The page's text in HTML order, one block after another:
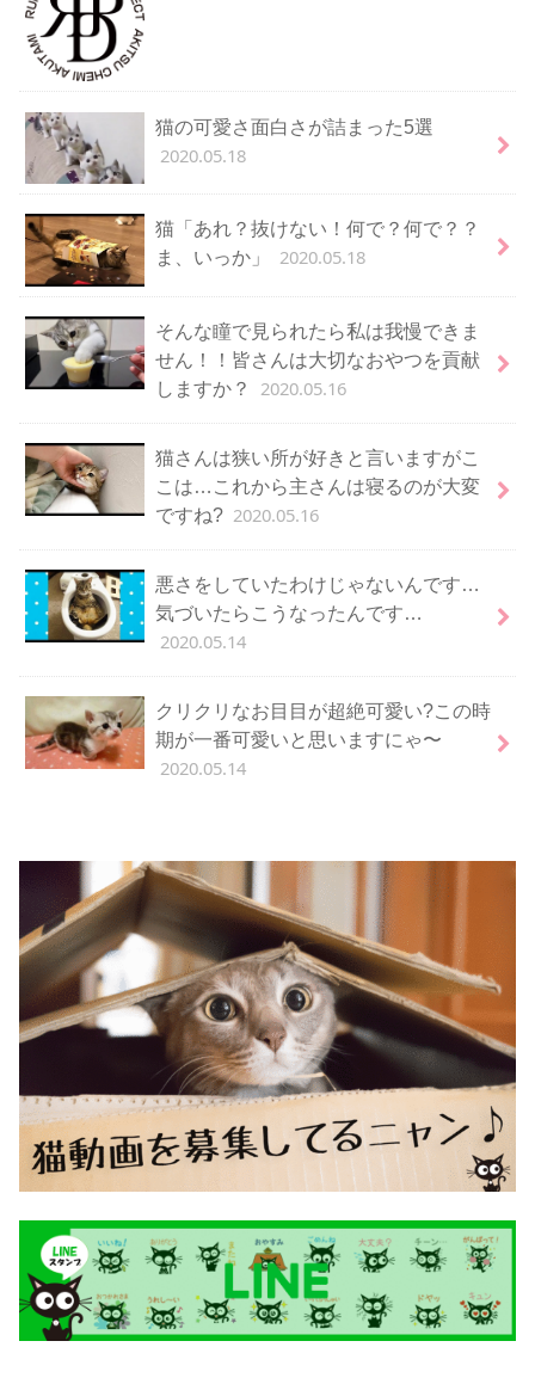
猫の可愛さ面白さが詰まった5選
2020.05.18
猫「あれ？抜けない！何で？何で？？
ま、いっか」
2020.05.18
そんな瞳で見られたら私は我慢できま
せん！！皆さんは大切なおやつを貢献
しますか？
2020.05.16
猫さんは狭い所が好きと言いますがこ
こは…これから主さんは寝るのが大変
ですね? 2020.05.16
悪さをしていたわけじゃないんです…
気づいたらこうなったんです…
2020.05.14
クリクリなお目目が超絶可愛い?この時
期が一番可愛いと思いますにゃ〜
2020.05.14